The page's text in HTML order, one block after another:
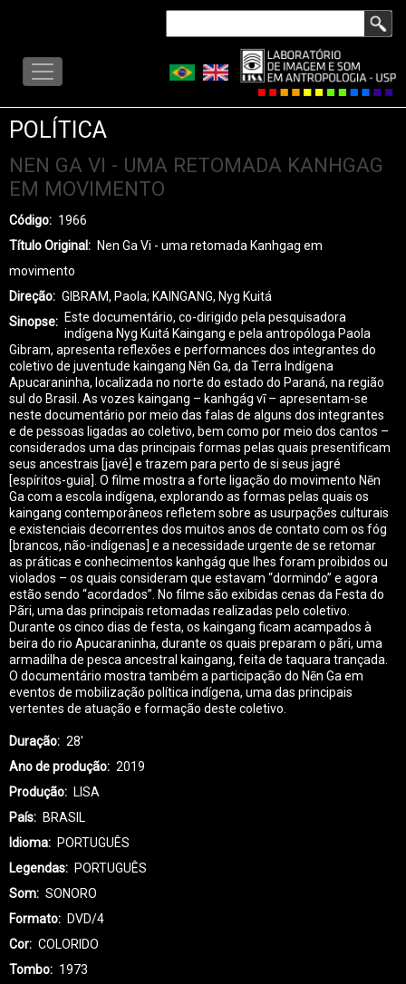
conteúdo
LISA
MENU
POLÍTICA
NEN GA VI - UMA RETOMADA KANHGAG
EM MOVIMENTO
Código
1966
Título Original
Nen Ga Vi - uma retomada Kanhgag em
movimento
Direção
GIBRAM, Paola; KAINGANG, Nyg Kuitá
Sinopse
Este documentário, co-dirigido pela pesquisadora
indígena Nyg Kuitá Kaingang e pela antropóloga Paola
Gibram, apresenta reflexões e performances dos integrantes do
coletivo de juventude kaingang Nẽn Ga, da Terra Indígena
Apucaraninha, localizada no norte do estado do Paraná, na região
sul do Brasil. As vozes kaingang – kanhgág vĩ – apresentam-se
neste documentário por meio das falas de alguns dos integrantes
e de pessoas ligadas ao coletivo, bem como por meio dos cantos –
considerados uma das principais formas pelas quais presentificam
seus ancestrais [javé] e trazem para perto de si seus jagré
[espíritos-guia]. O filme mostra a forte ligação do movimento Nẽn
Ga com a escola indígena, explorando as formas pelas quais os
kaingang contemporâneos refletem sobre as usurpações culturais
e existenciais decorrentes dos muitos anos de contato com os fóg
[brancos, não-indígenas] e a necessidade urgente de se retomar
as práticas e conhecimentos kanhgág que lhes foram proibidos ou
violados – os quais consideram que estavam “dormindo” e agora
estão sendo “acordados”. No filme são exibidas cenas da Festa do
Pãri, uma das principais retomadas realizadas pelo coletivo.
Durante os cinco dias de festa, os kaingang ficam acampados à
beira do rio Apucaraninha, durante os quais preparam o pãri, uma
armadilha de pesca ancestral kaingang, feita de taquara trançada.
O documentário mostra também a participação do Nẽn Ga em
eventos de mobilização política indígena, uma das principais
vertentes de atuação e formação deste coletivo.
Duração
28'
Ano de produção
2019
Produção
LISA
País
BRASIL
Idioma
PORTUGUÊS
Legendas
PORTUGUÊS
Som
SONORO
Formato
DVD/4
Cor
COLORIDO
Tombo
1973